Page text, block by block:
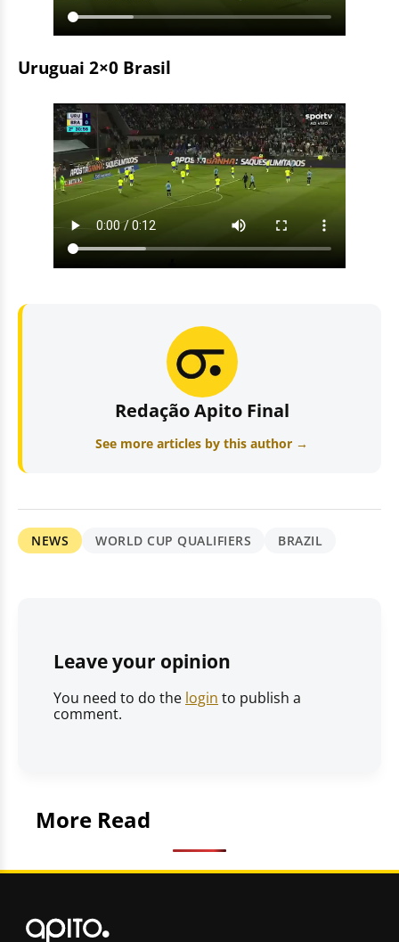
Uruguai 2×0 Brasil
Redação Apito Final
See more articles by this author →
NEWS WORLD CUP QUALIFIERS BRAZIL
Leave your opinion
You need to do the login to publish a
comment.
More Read